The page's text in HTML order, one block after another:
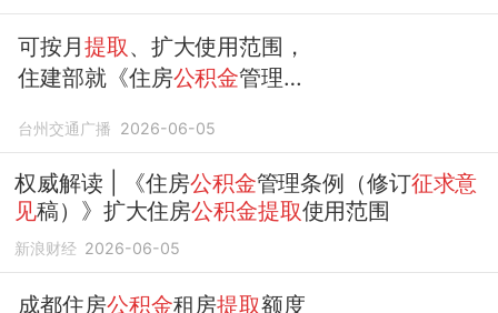
可按月提取 、扩大使用范围，
住建部就《住房公积金管理条
征求意见
台州交通广播 2026-06-05
权威解读 | 《住房公积金管理条例（修订征求意
见稿）》扩大住房公积金提取使用范围
新浪财经 2026-06-05
成都住房公积金租房提取额度